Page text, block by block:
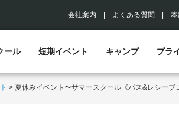
会社案内 よくある質問
ール 短期イベント キャンプ プラ
> 夏休みイベント〜サマースクール《パス&レシーブ